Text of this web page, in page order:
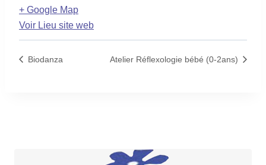
+ Google Map
Voir Lieu site web
Biodanza Atelier Réflexologie bébé (0-2ans)